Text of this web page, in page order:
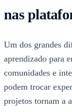
nas
Um dos grandes
aprendizado para
comunidades e
podem trocar
projetos tornam a